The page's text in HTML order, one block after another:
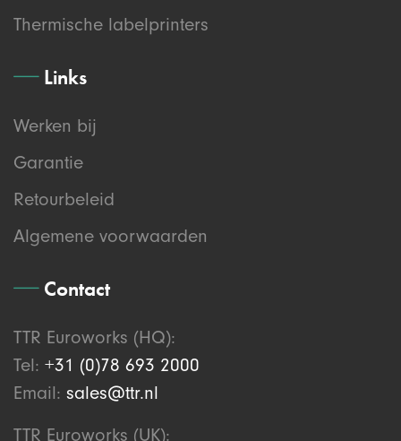
Thermische labelprinters
Links
Werken bij
Garantie
Retourbeleid
Algemene voorwaarden
Contact
TTR Euroworks (HQ):
Tel: +31 (0)78 693 2000
Email: sales@ttr.nl
TTR Euroworks (UK):